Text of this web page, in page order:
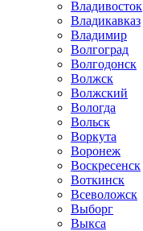
Владивосток
Владикавказ
Владимир
Волгоград
Волгодонск
Волжск
Волжский
Вологда
Вольск
Воркута
Воронеж
Воскресенск
Воткинск
Всеволожск
Выборг
Выкса